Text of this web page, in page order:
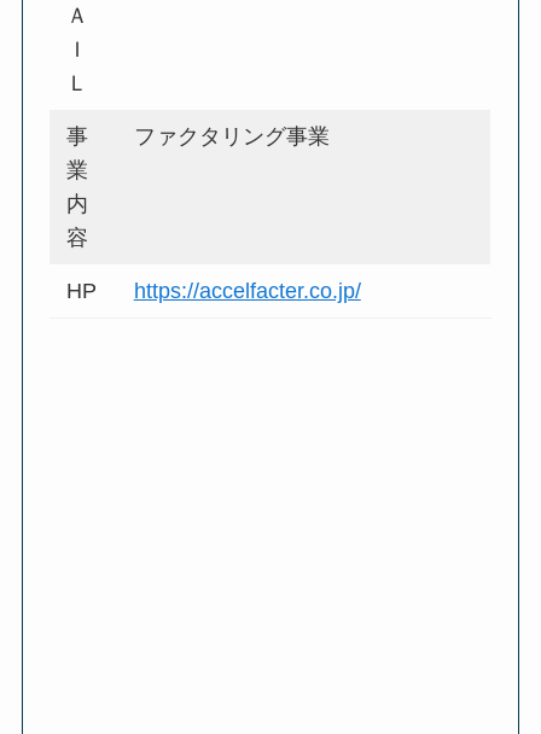
Ａ
Ｉ
Ｌ
事
業
内
容
ファクタリング事業
HP https://accelfacter.co.jp/